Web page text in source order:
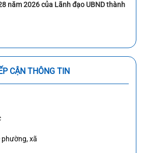
năm 2026 của Lãnh đạo UBND thành
CẬN THÔNG TIN
phường, xã